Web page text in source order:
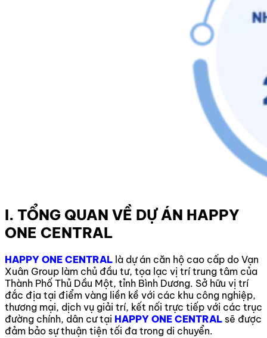
I. TỔNG QUAN VỀ DỰ ÁN HAPPY
ONE CENTRAL
HAPPY ONE CENTRAL là dự án căn hộ cao cấp do Vạn
Xuân Group làm chủ đầu tư, tọa lạc vị trí trung tâm của
Thành Phố Thủ Dầu Một, tỉnh Bình Dương. Sở hữu vị trí
đắc địa tại điểm vàng liền kề với các khu công nghiệp,
thương mại, dịch vụ giải trí, kết nối trực tiếp với các trục
đường chính, dân cư tại HAPPY ONE CENTRAL sẽ được
đảm bảo sự thuận tiện tối đa trong di chuyển.